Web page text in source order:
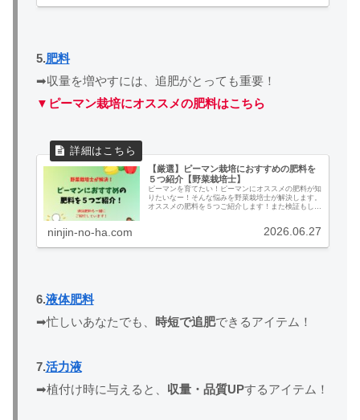
5.肥料
➡収量を増やすには、追肥がとっても重要！
▼ピーマン栽培にオススメの肥料はこちら
【厳選】ピーマン栽培におすすめの肥料を
５つ紹介【野菜栽培士】
ピーマンを育てたい！ピーマンにオススメの肥料が知
りたいなー！そんな悩みを野菜栽培士が解決します。
オススメの肥料を５つご紹介します！また検証もして
ninjin-no-ha.com 2026.06.27
6.液体肥料
➡忙しいあなたでも、 時短で追肥できるアイテム！
7.活力液
➡植付け時に与えると、 収量・品質UPするアイテム！